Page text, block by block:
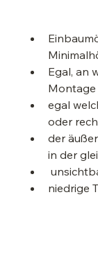
Egal, an
Montage
egal
oder
der
in der
niedrige